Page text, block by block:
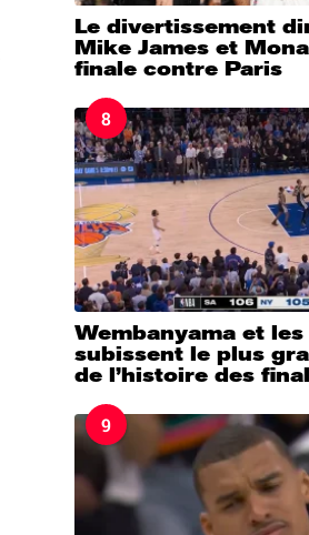
Le divertissement
Mike James et
finale contre Paris
8
Wembanyama et
subissent le plus
de l’histoire des
9